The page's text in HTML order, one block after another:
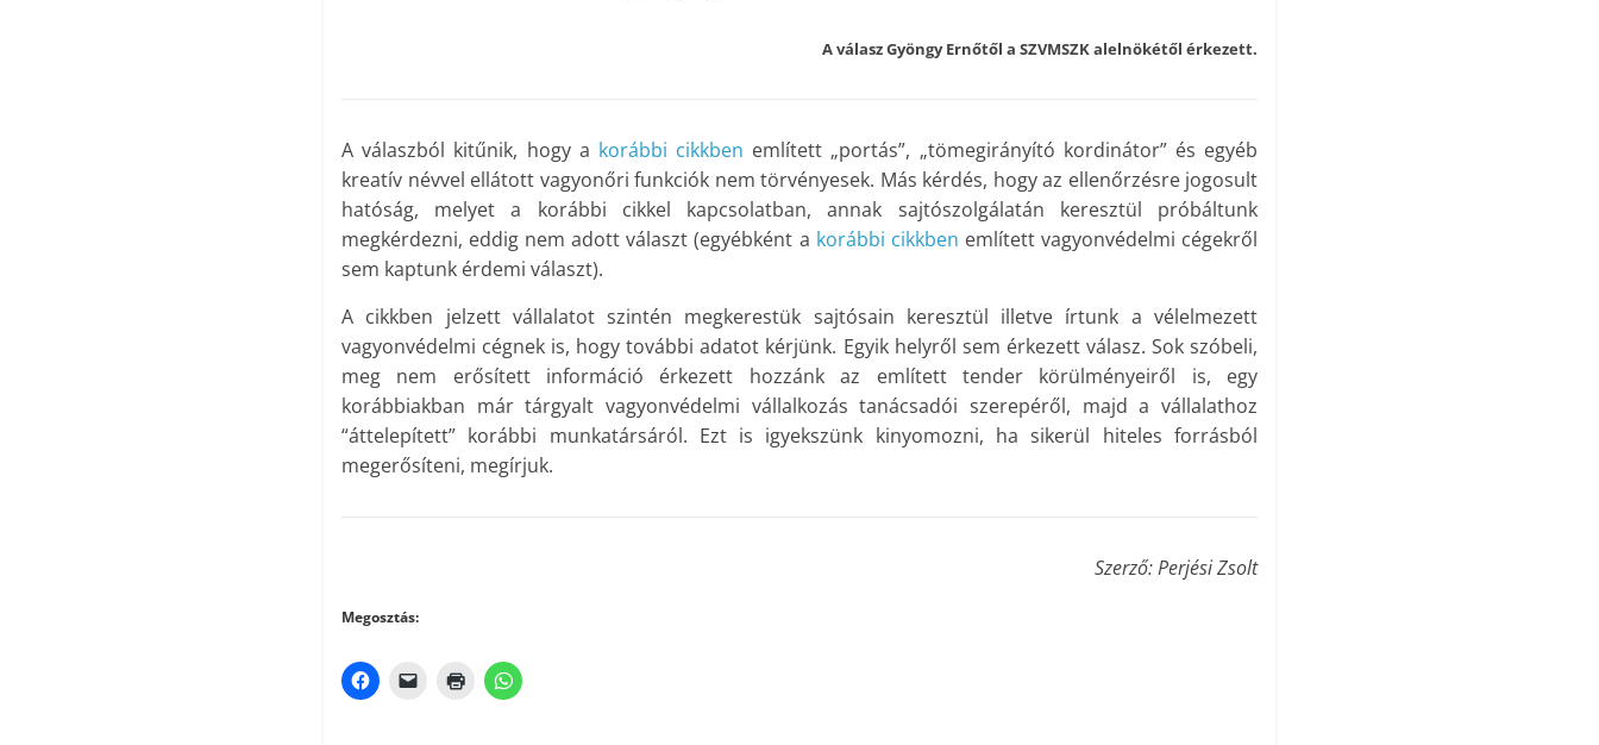
A válasz Gyöngy Ernőtől a SZVMSZK alelnökétől érkezett.
A válaszból kitűnik, hogy a korábbi cikkben említett „portás”, „tömegirányító kordinátor” és egyéb
kreatív névvel ellátott vagyonőri funkciók nem törvényesek. Más kérdés, hogy az ellenőrzésre jogosult
hatóság, melyet a korábbi cikkel kapcsolatban, annak sajtószolgálatán keresztül próbáltunk
megkérdezni, eddig nem adott választ (egyébként a korábbi cikkben említett vagyonvédelmi cégekről
sem kaptunk érdemi választ).
A cikkben jelzett vállalatot szintén megkerestük sajtósain keresztül illetve írtunk a vélelmezett
vagyonvédelmi cégnek is, hogy további adatot kérjünk. Egyik helyről sem érkezett válasz. Sok szóbeli,
meg nem erősített információ érkezett hozzánk az említett tender körülményeiről is, egy
korábbiakban már tárgyalt vagyonvédelmi vállalkozás tanácsadói szerepéről, majd a vállalathoz
“áttelepített” korábbi munkatársáról. Ezt is igyekszünk kinyomozni, ha sikerül hiteles forrásból
megerősíteni, megírjuk.
Szerző: Perjési Zsolt
Megosztás: